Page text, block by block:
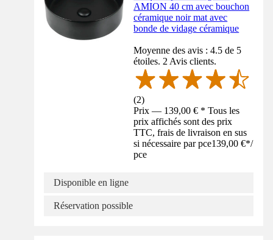
AMION 40 cm avec bouchon
céramique noir mat avec
bonde de vidage céramique
Moyenne des avis : 4.5 de 5
étoiles. 2 Avis clients.
(2)
Prix — 139,00 € * Tous les
prix affichés sont des prix
TTC, frais de livraison en sus
si nécessaire par pce139,00 €*/
pce
Disponible en ligne
Réservation possible